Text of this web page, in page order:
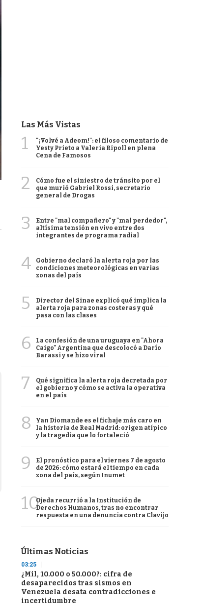
Las Más Vistas
1
"¡Volvé a Adeom!": el filoso comentario de
Yesty Prieto a Valeria Ripoll en plena
Cena de Famosos
2
Cómo fue el siniestro de tránsito por el
que murió Gabriel Rossi, secretario
general de Drogas
3
Entre "mal compañero" y "mal perdedor",
altísima tensión en vivo entre dos
integrantes de programa radial
4
Gobierno declaró la alerta roja por las
condiciones meteorológicas en varias
zonas del país
5
Director del Sinae explicó qué implica la
alerta roja para zonas costeras y qué
pasa con las clases
6
La confesión de una uruguaya en "Ahora
Caigo" Argentina que descolocó a Darío
Barassi y se hizo viral
7
Qué significa la alerta roja decretada por
el gobierno y cómo se activa la operativa
en el país
8
Yan Diomande es el fichaje más caro en
la historia de Real Madrid: origen atípico
y la tragedia que lo fortaleció
9
El pronóstico para el viernes 7 de agosto
de 2026: cómo estará el tiempo en cada
zona del país, según Inumet
10Ojeda recurrió a la Institución de
Derechos Humanos, tras no encontrar
respuesta en una denuncia contra Clavijo
Últimas Noticias
03:25
¿Mil, 10.000 o 50.000?: cifra de
desaparecidos tras sismos en
Venezuela desata contradicciones e
incertidumbre